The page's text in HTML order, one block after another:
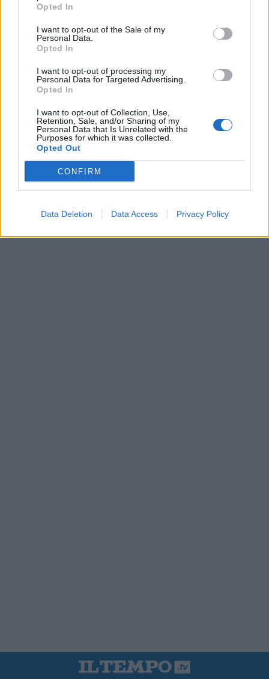
Opted In
I want to opt-out of the Sale of my
Personal Data.
Opted In
I want to opt-out of processing my
Personal Data for Targeted Advertising.
Opted In
I want to opt-out of Collection, Use,
Retention, Sale, and/or Sharing of my
Personal Data that Is Unrelated with the
Purposes for which it was collected.
Opted Out
CONFIRM
Data Deletion Data Access Privacy Policy
In evidenza